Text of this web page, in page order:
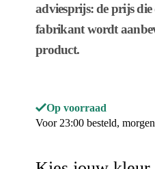
adviesprijs: de prijs die
fabrikant wordt
product.
Op voorraad
Voor 23:00 besteld,